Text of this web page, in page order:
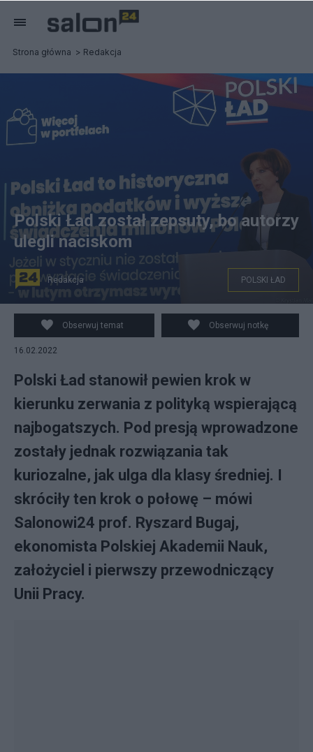
Strona główna Redakcja
Fot. Krystian Maj/KPRM
Polski Ład został zepsuty, bo autorzy
ulegli naciskom
Redakcja POLSKI ŁAD
Obserwuj temat Obserwuj notkę
16.02.2022
Polski Ład stanowił pewien krok w
kierunku zerwania z polityką wspierającą
najbogatszych. Pod presją wprowadzone
zostały jednak rozwiązania tak
kuriozalne, jak ulga dla klasy średniej. I
skróciły ten krok o połowę – mówi
Salonowi24 prof. Ryszard Bugaj,
ekonomista Polskiej Akademii Nauk,
założyciel i pierwszy przewodniczący
Unii Pracy.